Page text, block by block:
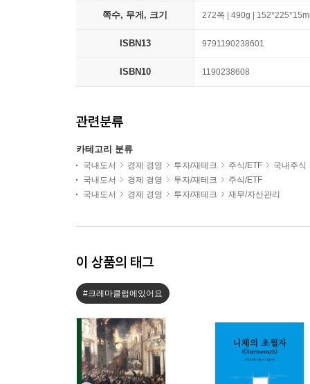
쪽수, 무게, 크기 272쪽 | 490g |
ISBN13 9791190238601
ISBN10 1190238608
관련분류
카테고리 분류
국내도서 경제 경영 투자/재테크 주식/ETF
국내주식
국내도서
경제 경영 투자/재테크
주식/ETF
국내도서
경제 경영 투자/재테크 재무/자산관리
이 상품의 태그
#크레마클럽에있어요